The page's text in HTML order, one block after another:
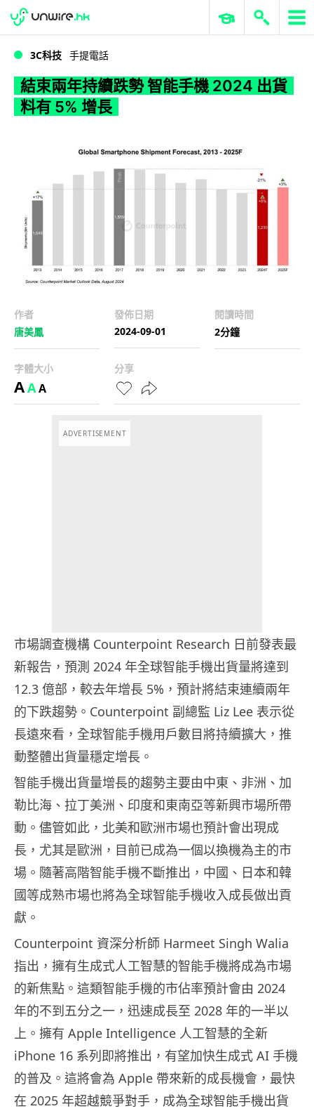
WWDC 2026 ERP 與商業 AI
3C科技 手提電話
結束兩年持續跌勢 智能手機 2024 出貨
料有 5% 增長
作者
唐美鳳
發佈日期
2024-09-01
閱讀時間
2分鐘
字體大小
AAA
分享
ADVERTISEMENT
市場調查機構 Counterpoint Research 日前發表最
新報告，預測 2024 年全球智能手機出貨量將達到
12.3 億部，較去年增長 5%，預計將結束連續兩年
的下跌趨勢。Counterpoint 副總監 Liz Lee 表示從
長遠來看，全球智能手機用戶數目將持續擴大，推
動整體出貨量穩定增長。
智能手機出貨量增長的趨勢主要由中東、非洲、加
勒比海、拉丁美洲、印度和東南亞等新興市場所帶
動。儘管如此，北美和歐洲市場也預計會出現成
長，尤其是歐洲，目前已成為一個以換機為主的市
場。隨著高階智能手機不斷推出，中國、日本和韓
國等成熟市場也將為全球智能手機收入成長做出貢
獻。
Counterpoint 資深分析師 Harmeet Singh Walia
指出，擁有生成式人工智慧的智能手機將成為市場
的新焦點。這類智能手機的市佔率預計會由 2024
年的不到五分之一，迅速成長至 2028 年的一半以
上。擁有 Apple Intelligence 人工智慧的全新
iPhone 16 系列即將推出，有望加快生成式 AI 手機
的普及。這將會為 Apple 帶來新的成長機會，最快
在 2025 年超越競爭對手，成為全球智能手機出貨